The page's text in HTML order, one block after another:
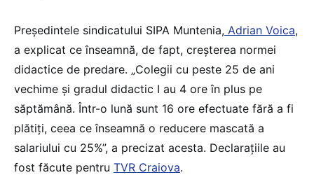
Președintele sindicatului SIPA Muntenia, Adrian Voica,
a explicat ce înseamnă, de fapt, creșterea normei
didactice de predare. „Colegii cu peste 25 de ani
vechime și gradul didactic I au 4 ore în plus pe
săptămână. Într-o lună sunt 16 ore efectuate fără a fi
plătiți, ceea ce înseamnă o reducere mascată a
salariului cu 25%”, a precizat acesta. Declarațiile au
fost făcute pentru TVR Craiova.